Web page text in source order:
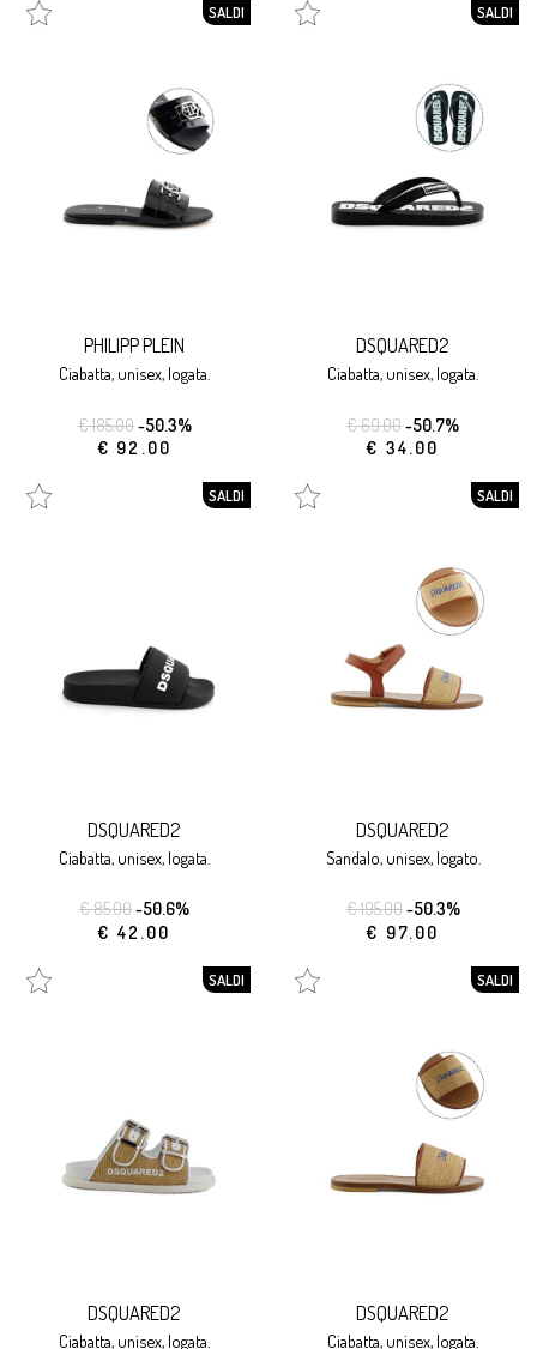
SALDI
PHILIPP PLEIN
ciabatta, unisex, logata.
€ 185.00-50.3%
€ 92.00
SALDI
DSQUARED2
ciabatta, unisex, logata.
€ 69.00-50.7%
€ 34.00
SALDI
DSQUARED2
ciabatta, unisex, logata.
€ 85.00-50.6%
€ 42.00
SALDI
DSQUARED2
sandalo, unisex, logato.
€ 195.00-50.3%
€ 97.00
SALDI
DSQUARED2
ciabatta, unisex, logata.
SALDI
DSQUARED2
ciabatta, unisex, logata.